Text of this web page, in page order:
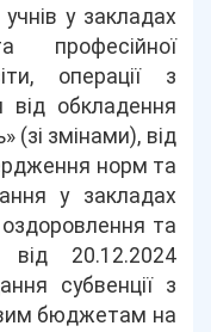
у закладах
професійної
операції з
від обкладення
(зі змінами), від
норм та
у закладах
та
від 20.12.2024
субвенції з
бюджетам на